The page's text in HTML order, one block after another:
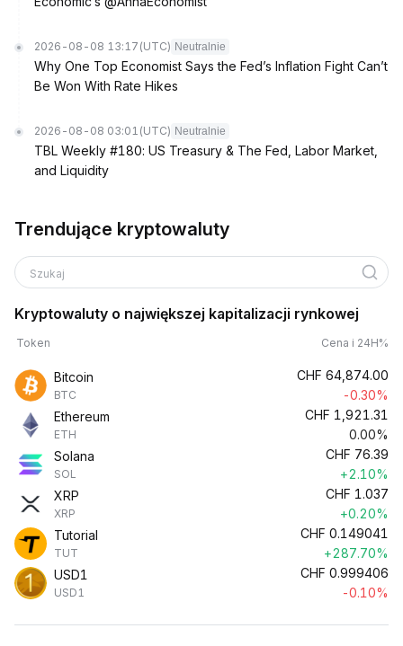
2026-08-08 13:17 (UTC) Neutralnie
Why One Top Economist Says the Fed’s Inflation Fight Can’t
Be Won With Rate Hikes
2026-08-08 03:01 (UTC) Neutralnie
TBL Weekly #180: US Treasury & The Fed, Labor Market,
and Liquidity
Trendujące kryptowaluty
Szukaj
Kryptowaluty o największej kapitalizacji rynkowej
Token Cena i 24H%
Bitcoin
BTC
CHF 64,874.00
-0.30%
Ethereum
ETH
CHF 1,921.31
0.00%
Solana
SOL
CHF 76.39
+2.10%
XRP
XRP
CHF 1.037
+0.20%
Tutorial
TUT
CHF 0.149041
+287.70%
USD1
USD1
CHF 0.999406
-0.10%